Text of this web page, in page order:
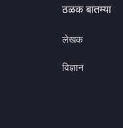
ठळक बातम्या
लेखक
विज्ञान